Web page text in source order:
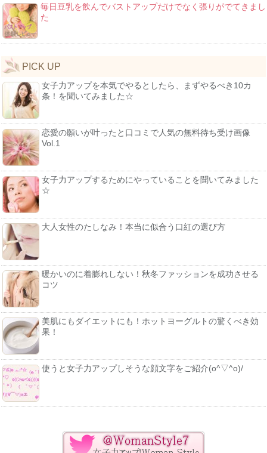
毎日豆乳を飲んでバストアップだけでなく張りがでてきまし
た
PICK UP
女子力アップを本気でやるとしたら、まずやるべき10カ
条！を聞いてみました☆
恋愛の願いが叶ったと口コミで人気の無料待ち受け画像
Vol.1
女子力アップするためにやっていることを聞いてみました
☆
大人女性のたしなみ！本当に似合う口紅の選び方
暖かいのに着膨れしない！秋冬ファッションを成功させる
コツ
美肌にもダイエットにも！ホットヨーグルトの驚くべき効
果！
使うと女子力アップしそうな顔文字をご紹介(o^▽^o)/